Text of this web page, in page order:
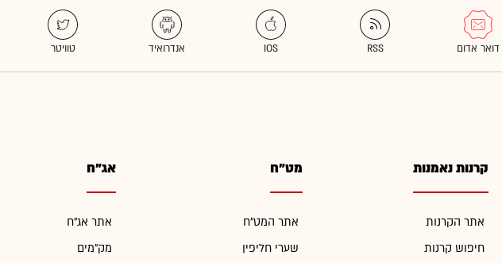
קרנות נאמנות
אתר הקרנות
חיפוש קרנות
מט"ח
אתר המט"ח
שערי חליפין
אג"ח
אתר אג"ח
מק"מים